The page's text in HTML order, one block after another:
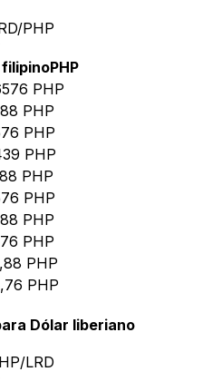
PHP
filipinoPHP
PHP
PHP
PHP
PHP
PHP
PHP
PHP
PHP
PHP
PHP
Dólar liberiano
LRD